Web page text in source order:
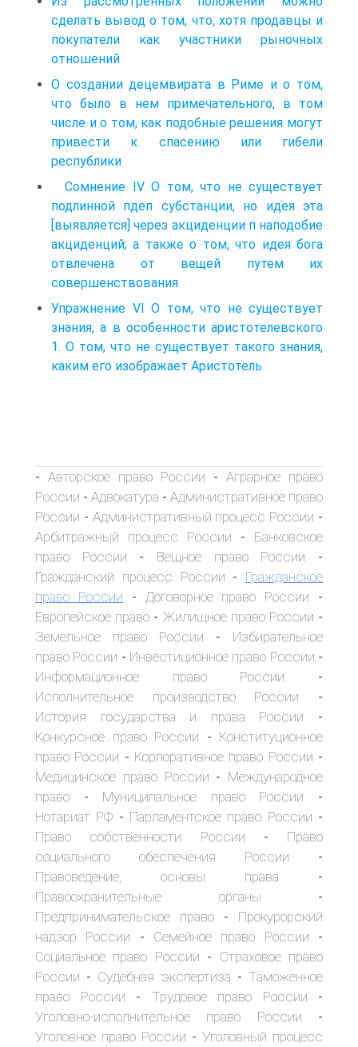
сделать вывод о том, что, хотя продавцы и
покупатели как участники рыночных
отношений
О создании децемвирата в Риме и о том,
что было в нем примечательного; в том
числе и о том, как подобные решения могут
привести к спасению или гибели
республики
Сомнение IV О том, что не существует
подлинной пдеп субстанции, но идея эта
[выявляется] через акциденции п наподобие
акциденций; а также о том, что идея бога
отвлечена от вещей путем их
совершенствования
Упражнение VI О том, что не существует
знания, а в особенности аристотелевского
1. О том, что не существует такого знания,
каким его изображает Аристотель
- Авторское право России - Аграрное право
России - Адвокатура - Административное право
России - Административный процесс России -
Арбитражный процесс России - Банковское
право России - Вещное право России -
Гражданский процесс России - Гражданское
право России - Договорное право России -
Европейское право - Жилищное право России -
Земельное право России - Избирательное
право России - Инвестиционное право России -
Информационное право России -
Исполнительное производство России -
История государства и права России -
Конкурсное право России - Конституционное
право России - Корпоративное право России -
Медицинское право России - Международное
право - Муниципальное право России -
Нотариат РФ - Парламентское право России -
Право собственности России - Право
социального обеспечения России -
Правоведение, основы права -
Правоохранительные органы -
Предпринимательское право - Прокурорский
надзор России - Семейное право России -
Социальное право России - Страховое право
России - Судебная экспертиза - Таможенное
право России - Трудовое право России -
Уголовно-исполнительное право России -
Уголовное право России - Уголовный процесс